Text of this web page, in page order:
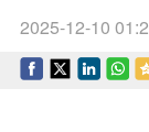
2025-12-10